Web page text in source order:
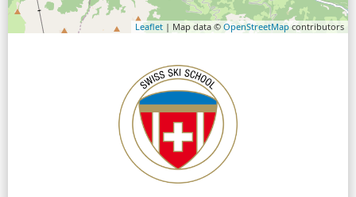
Leaflet | Map data © OpenStreetMap contributors